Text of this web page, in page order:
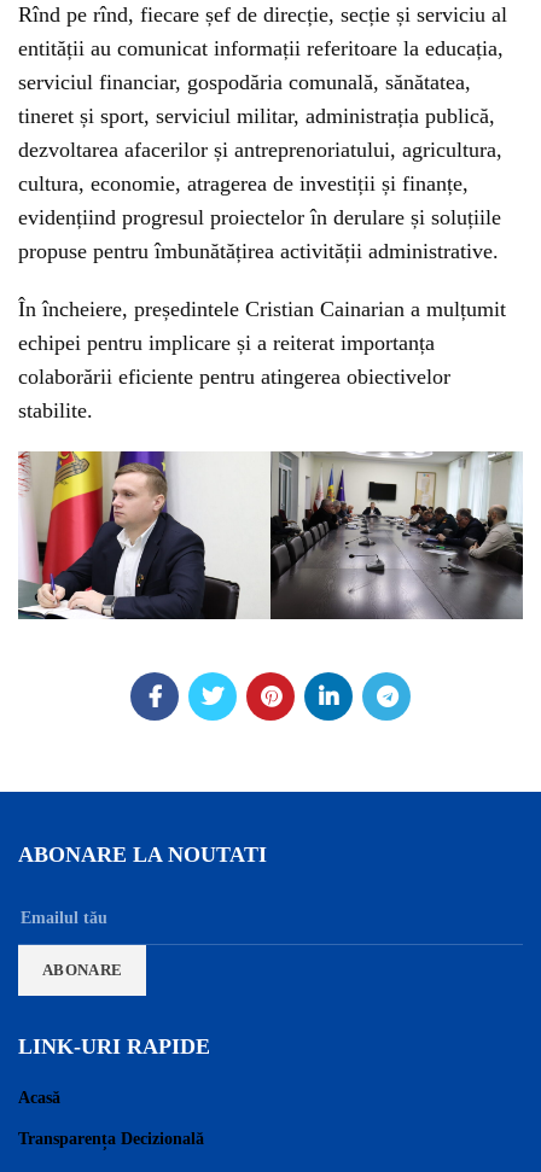
Rînd pe rînd, fiecare șef de direcție, secție și serviciu al
entității au comunicat informații referitoare la educația,
serviciul financiar, gospodăria comunală, sănătatea,
tineret și sport, serviciul militar, administrația publică,
dezvoltarea afacerilor și antreprenoriatului, agricultura,
cultura, economie, atragerea de investiții și finanțe,
evidențiind progresul proiectelor în derulare și soluțiile
propuse pentru îmbunătățirea activității administrative.
În încheiere, președintele Cristian Cainarian a mulțumit
echipei pentru implicare și a reiterat importanța
colaborării eficiente pentru atingerea obiectivelor
stabilite.
ABONARE LA NOUTATI
LINK-URI RAPIDE
Acasă
Transparența Decizională